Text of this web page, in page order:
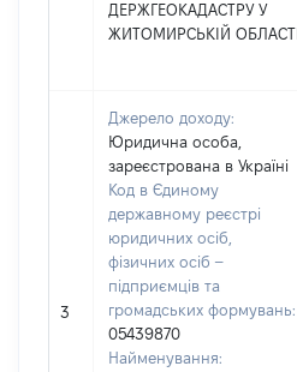
ДЕРЖГЕОКАДАСТРУ У
ЖИТОМИРСЬКІЙ ОБЛАСТІ
3
Джерело доходу:
Юридична особа,
зареєстрована в Україні
Код в Єдиному
державному реєстрі
юридичних осіб,
фізичних осіб –
підприємців та
громадських формувань:
05439870
Найменування: